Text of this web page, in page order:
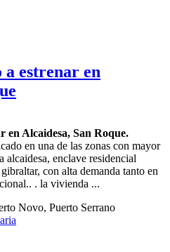
estrenar en
en Alcaidesa, San Roque.
en una de las zonas con mayor
alcaidesa, enclave residencial
con alta demanda tanto en
. la vivienda ...